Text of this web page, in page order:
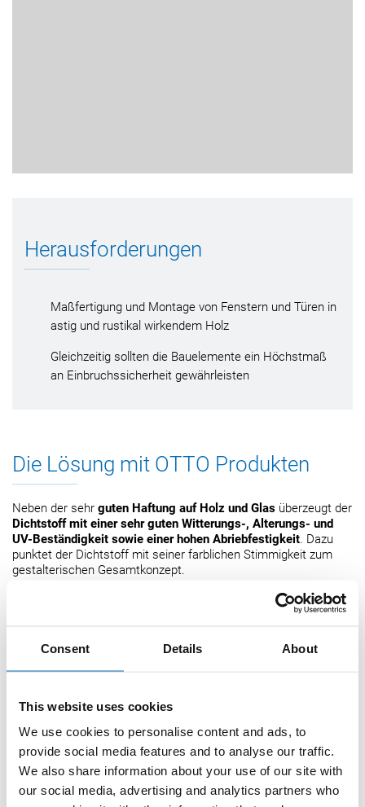
Consent Details About
This website uses cookies
We use cookies to personalise content and ads, to
provide social media features and to analyse our traffic.
We also share information about your use of our site with
our social media, advertising and analytics partners who
Herausforderungen
Maßfertigung und Montage von Fenstern und Türen in
astig und rustikal wirkendem Holz
Gleichzeitig sollten die Bauelemente ein Höchstmaß
an Einbruchssicherheit gewährleisten
Die Lösung mit OTTO Produkten
Neben der sehr guten Haftung auf Holz und Glas überzeugt der
Dichtstoff mit einer sehr guten Witterungs-, Alterungs- und
UV-Beständigkeit sowie einer hohen Abriebfestigkeit. Dazu
punktet der Dichtstoff mit seiner farblichen Stimmigkeit zum
gestalterischen Gesamtkonzept.
Verwendetes Produkt
OTTOSEAL S 110
Hoch abriebfest
Sehr gute Haftung auf vielen
Untergründen